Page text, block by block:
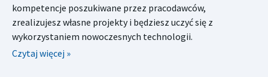
kompetencje poszukiwane przez pracodawców,
zrealizujesz własne projekty i będziesz uczyć się z
wykorzystaniem nowoczesnych technologii.
Czytaj więcej »